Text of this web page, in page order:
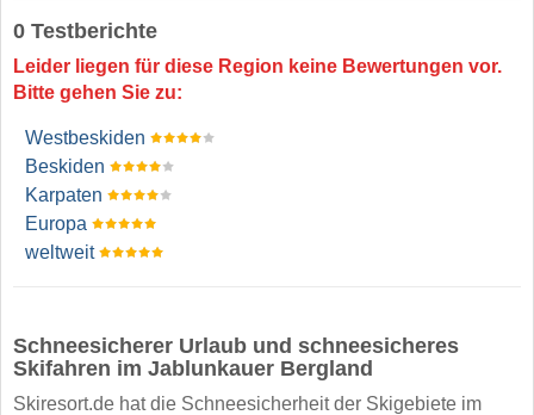
0 Testberichte
Leider liegen für diese Region keine Bewertungen vor.
Bitte gehen Sie zu:
Westbeskiden
Beskiden
Karpaten
Europa
weltweit
Schneesicherer Urlaub und schneesicheres
Skifahren im Jablunkauer Bergland
Skiresort.de hat die Schneesicherheit der Skigebiete im